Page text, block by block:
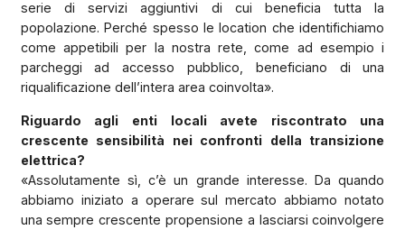
serie di servizi aggiuntivi di cui beneficia tutta la
popolazione. Perché spesso le location che identifichiamo
come appetibili per la nostra rete, come ad esempio i
parcheggi ad accesso pubblico, beneficiano di una
riqualificazione dell’intera area coinvolta».
Riguardo agli enti locali avete riscontrato una
crescente sensibilità nei confronti della transizione
elettrica?
«Assolutamente sì, c’è un grande interesse. Da quando
abbiamo iniziato a operare sul mercato abbiamo notato
una sempre crescente propensione a lasciarsi coinvolgere